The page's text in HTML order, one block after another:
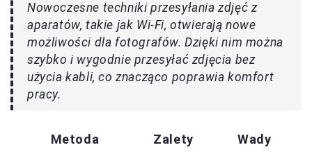
Nowoczesne techniki przesyłania zdjęć z
aparatów, takie jak Wi-Fi, otwierają nowe
możliwości dla fotografów. Dzięki nim można
szybko i wygodnie przesyłać zdjęcia bez
użycia kabli, co znacząco poprawia komfort
pracy.
Metoda Zalety Wady